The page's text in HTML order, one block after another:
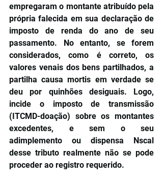
empregaram o montante atribuído pela
própria falecida em sua declaração de
imposto de renda do ano de seu
passamento. No entanto, se forem
considerados, como é correto, os
valores venais dos bens partilhados, a
partilha causa mortis em verdade se
deu por quinhões desiguais. Logo,
incide o imposto de transmissão
(ITCMD-doação) sobre os montantes
excedentes, e sem o seu
adimplemento ou dispensa Nscal
desse tributo realmente não se pode
proceder ao registro requerido.